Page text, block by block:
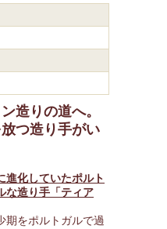
造りの道へ。
つ造り手がい
進化していたポルト
な造り手「ティア
期をポルトガルで過